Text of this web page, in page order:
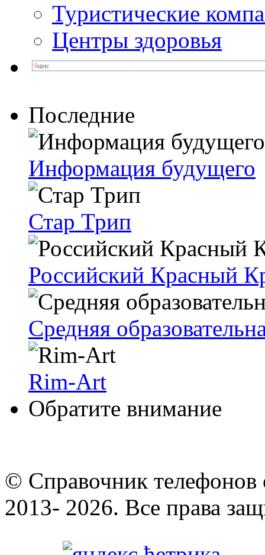
Туристические
Центры здоровья
Последние
Информация будущего
Стар Трип
Российский Красный
Средняя
Rim-Art
Обратите внимание
© Cправочник телефонов
2013- 2026. Все права